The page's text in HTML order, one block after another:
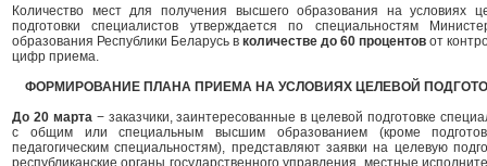
Количество мест для получения высшего образования на условиях
подготовки специалистов утверждается по специальностям
образования Республики Беларусь в количестве до 60 процентов от
цифр приема.
ФОРМИРОВАНИЕ ПЛАНА ПРИЕМА НА УСЛОВИЯХ ЦЕЛЕВОЙ
До 20 марта− заказчики, заинтересованные в целевой подготовке
с общим или специальным высшим образованием (кроме
педагогическим специальностям), представляют заявки на целевую
республиканские органы государственного управления, местные